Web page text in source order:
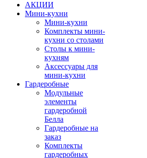
АКЦИИ
Мини-кухни
Мини-кухни
Комплекты мини-
кухни со столами
Столы к мини-
кухням
Аксессуары для
мини-кухни
Гардеробные
Модульные
элементы
гардеробной
Белла
Гардеробные на
заказ
Комплекты
гардеробных